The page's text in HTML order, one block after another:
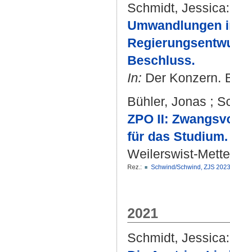
Schmidt, Jessica:
Umwandlungen
Beschluss.
In: Der Konzern.
Bühler, Jonas ;
ZPO II:
für das Studium.
Weilerswist-
Rez.: Schwind/Schwind, ZJS
2021
Schmidt, Jessica: